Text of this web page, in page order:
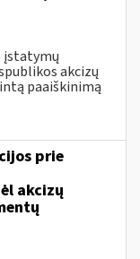
įstatymų
akcizų
paaiškinimą
prie
akcizų